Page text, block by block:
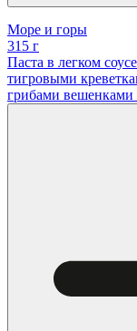
Море и горы
315 г
Паста в легком
тигровыми
грибами вешенками